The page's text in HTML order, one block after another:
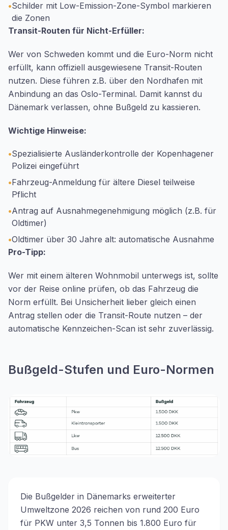
•Schilder mit Low-Emission-Zone-Symbol markieren
die Zonen
Transit-Routen für Nicht-Erfüller:
Wer von Schweden kommt und die Euro-Norm nicht
erfüllt, kann offiziell ausgewiesene Transit-Routen
nutzen. Diese führen z.B. über den Nordhafen mit
Anbindung an das Oslo-Terminal. Damit kannst du
Dänemark verlassen, ohne Bußgeld zu kassieren.
Wichtige Hinweise:
•Spezialisierte Ausländerkontrolle der Kopenhagener
Polizei eingeführt
•Fahrzeug-Anmeldung für ältere Diesel teilweise
Pflicht
•Antrag auf Ausnahmegenehmigung möglich (z.B. für
Oldtimer)
•Oldtimer über 30 Jahre alt: automatische Ausnahme
Pro-Tipp:
Wer mit einem älteren Wohnmobil unterwegs ist, sollte
vor der Reise online prüfen, ob das Fahrzeug die
Norm erfüllt. Bei Unsicherheit lieber gleich einen
Antrag stellen oder die Transit-Route nutzen – der
automatische Kennzeichen-Scan ist sehr zuverlässig.
Bußgeld-Stufen und Euro-Normen
Die Bußgelder in Dänemarks erweiterter
Umweltzone 2026 reichen von rund 200 Euro
für PKW unter 3,5 Tonnen bis 1.800 Euro für